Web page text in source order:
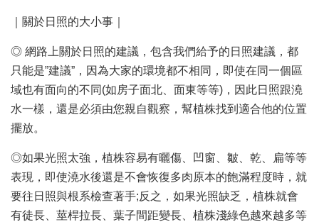
｜關於日照的大小事｜
◎ 網路上關於日照的建議，包含我們給予的日照建議，都
只能是”建議”，因為大家的環境都不相同，即使在同一個區
域也有面向的不同(如房子面北、面東等等)，因此日照跟澆
水一樣，還是必須由您親自觀察，幫植株找到適合他的位置
擺放。
◎如果光照太強，植株容易有曬傷、凹窗、皺、乾、扁等等
表現，即使澆水後還是不會恢復多肉原本的飽滿程度時，就
要往日照與根系檢查著手;反之，如果光照缺乏，植株就會
有徒長、莖桿拉長、葉子間距變長、植株淺綠色越來越多等